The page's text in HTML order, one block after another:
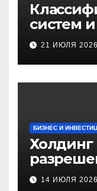
систем
установки
21 ИЮЛЯ 2026
БИЗНЕС И
Холдинг
14 ИЮЛЯ 2026